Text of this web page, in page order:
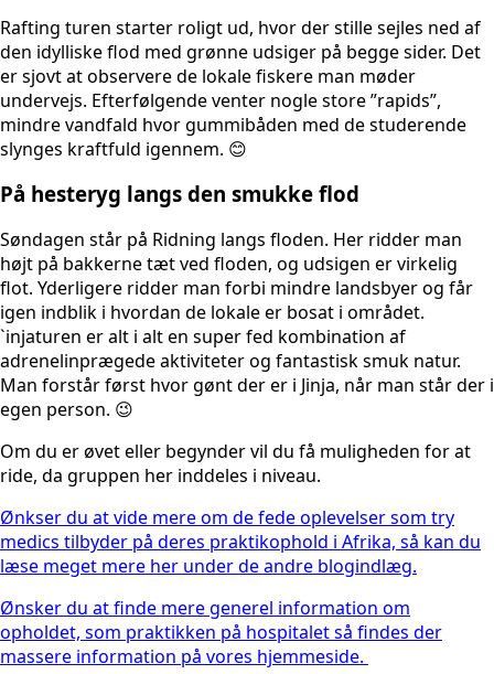
Rafting turen starter roligt ud, hvor der stille sejles ned af
den idylliske flod med grønne udsiger på begge sider. Det
er sjovt at observere de lokale fiskere man møder
undervejs. Efterfølgende venter nogle store ”rapids”,
mindre vandfald hvor gummibåden med de studerende
slynges kraftfuld igennem. 😊
På hesteryg langs den smukke flod
Søndagen står på Ridning langs floden. Her ridder man
højt på bakkerne tæt ved floden, og udsigen er virkelig
flot. Yderligere ridder man forbi mindre landsbyer og får
igen indblik i hvordan de lokale er bosat i området.
`injaturen er alt i alt en super fed kombination af
adrenelinprægede aktiviteter og fantastisk smuk natur.
Man forstår først hvor gønt der er i Jinja, når man står der i
egen person. 😉
Om du er øvet eller begynder vil du få muligheden for at
ride, da gruppen her inddeles i niveau.
Ønkser du at vide mere om de fede oplevelser som try
medics tilbyder på deres praktikophold i Afrika, så kan du
læse meget mere her under de andre blogindlæg.
Ønsker du at finde mere generel information om
opholdet, som praktikken på hospitalet så findes der
massere information på vores hjemmeside.